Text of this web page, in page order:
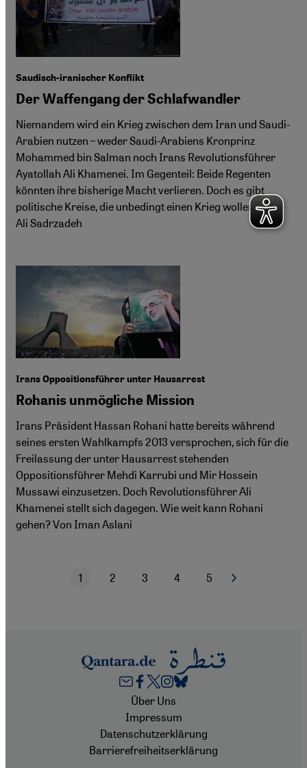
Saudisch-iranischer Konflikt
Der Waffengang der Schlafwandler
Niemandem wird ein Krieg zwischen dem Iran und Saudi-
Arabien nutzen – weder Saudi-Arabiens Kronprinz
Mohammed bin Salman noch Irans Revolutionsführer
Ayatollah Ali Khamenei. Im Gegenteil: Beide Regenten
könnten ihre bisherige Macht verlieren. Doch es gibt
politische Kreise, die unbedingt einen Krieg wollen. Von
Ali Sadrzadeh
Irans Oppositionsführer unter Hausarrest
Rohanis unmögliche Mission
Irans Präsident Hassan Rohani hatte bereits während
seines ersten Wahlkampfs 2013 versprochen, sich für die
Freilassung der unter Hausarrest stehenden
Oppositionsführer Mehdi Karrubi und Mir Hossein
Mussawi einzusetzen. Doch Revolutionsführer Ali
Khamenei stellt sich dagegen. Wie weit kann Rohani
gehen? Von Iman Aslani
Aktuelle Seite
1
Seite
2
Seite
3
Seite
4
Seite
5 Nächste Seite
FooterÜber Uns
Impressum
Datenschutzerklärung
Barrierefreiheitserklärung